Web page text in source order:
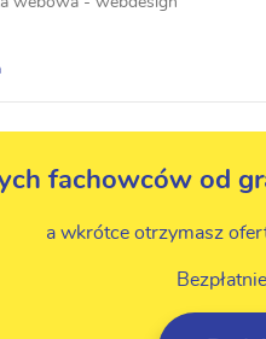
fachowców od
a wkrótce otrzymasz